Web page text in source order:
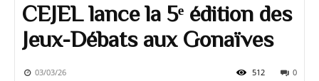
CEJEL lance la 5ᵉ édition des
Jeux-Débats aux Gonaïves
03/03/26 0
512